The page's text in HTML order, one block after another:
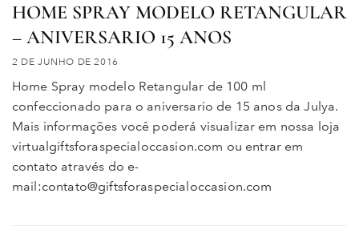
HOME SPRAY MODELO RETANGULAR
– ANIVERSARIO 15 ANOS
2 DE JUNHO DE 2016
Home Spray modelo Retangular de 100 ml
confeccionado para o aniversario de 15 anos da Julya.
Mais informações você poderá visualizar em nossa loja
virtualgiftsforaspecialoccasion.com ou entrar em
contato através do e-
mail:contato@giftsforaspecialoccasion.com